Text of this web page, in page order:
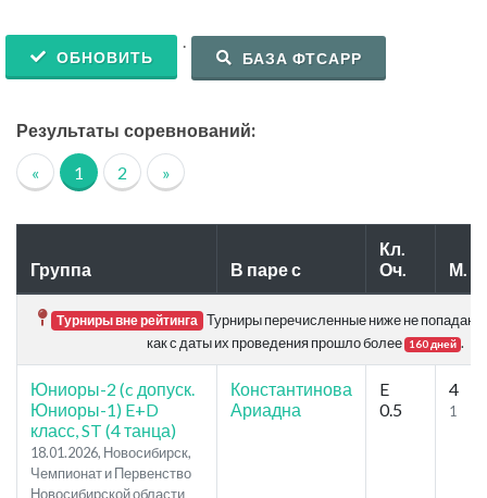
ОБНОВИТЬ
.
БАЗА ФТСАРР
Результаты соревнований:
« 1 2 »
Группа В паре с
Кл.
Оч.
М.
Турниры вне рейтинга Турниры перечисленные ниже не попадают
как с даты их проведения прошло более 160 дней .
Юниоры-2 (c допуск.
Юниоры-1) E+D
класс, ST (4 танца)
18.01.2026, Новосибирск,
Чемпионат и Первенство
Новосибирской области
Константинова
Ариадна
E
0.5
4
1